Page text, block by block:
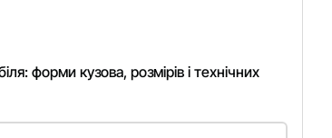
форми кузова, розмірів і технічних